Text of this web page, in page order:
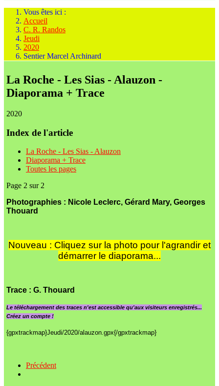
Vous êtes ici :
Accueil
C. R. Randos
Jeudi
2020
Sentier Marcel Archinard
La Roche - Les Sias - Alauzon -
Diaporama + Trace
2020
Index de l'article
La Roche - Les Sias - Alauzon
Diaporama + Trace
Toutes les pages
Page 2 sur 2
Photographies : Nicole Leclerc, Gérard Mary, Georges
Thouard
Nouveau : Cliquez sur la photo pour l'agrandir et
démarrer le diaporama...
Trace : G. Thouard
Le téléchargement des traces n'est accessible qu'aux visiteurs enregistrés...
Créez un compte !
{gpxtrackmap}Jeudi/2020/alauzon.gpx{/gpxtrackmap}
Précédent